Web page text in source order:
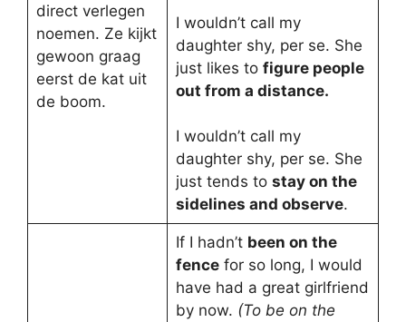
direct verlegen
noemen. Ze kijkt
gewoon graag
eerst de kat uit
de boom.
I wouldn’t call my
daughter shy, per se. She
just likes to figure people
out from a distance.
I wouldn’t call my
daughter shy, per se. She
just tends to stay on the
sidelines and observe.
If I hadn’t been on the
fencefor so long, I would
have had a great girlfriend
by now. (To be on the